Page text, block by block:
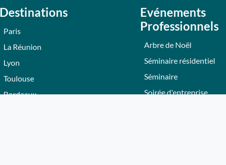
Destinations
Paris
La Réunion
Lyon
Toulouse
Bordeaux
Evénements
Professionnels
Arbre de Noël
Séminaire résidentiel
Séminaire
Soirée d'entreprise